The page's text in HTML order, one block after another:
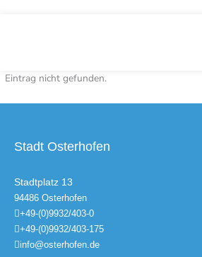
Eintrag nicht gefunden.
Stadt Osterhofen
Stadtplatz 13
94486 Osterhofen
+49-(0)9932/403-0
+49-(0)9932/403-175
info@osterhofen.de